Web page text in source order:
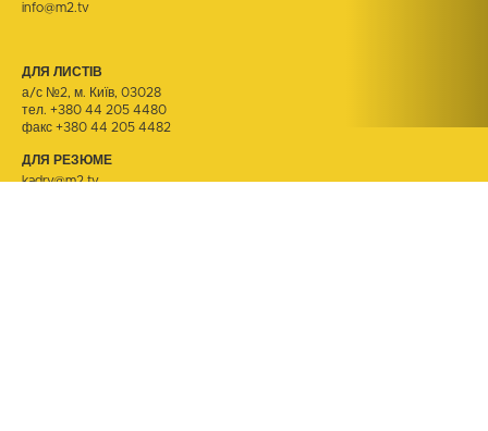
info@m2.tv
ДЛЯ ЛИСТІВ
а/с №2, м. Київ, 03028
тел. +380 44 205 4480
факс +380 44 205 4482
ДЛЯ РЕЗЮМЕ
kadry@m2.tv